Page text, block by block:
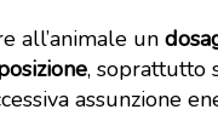
all’animale un
, soprattutto
assunzione